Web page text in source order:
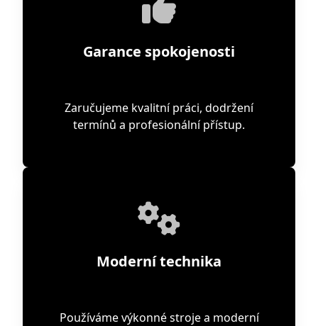
Garance spokojenosti
Zaručujeme kvalitní práci, dodržení
termínů a profesionální přístup.
Moderní technika
Používáme výkonné stroje a moderní